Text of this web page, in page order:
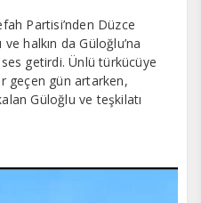
Partisi’nden Düzce
halkın da Güloğlu’na
getirdi. Ünlü türkücüye
geçen gün artarken,
Güloğlu ve teşkilatı